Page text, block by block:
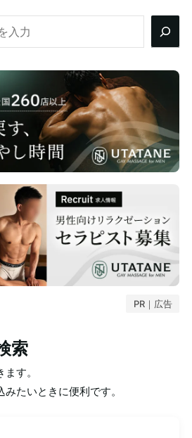
PR｜広告
索
す。
たいときに便利です。